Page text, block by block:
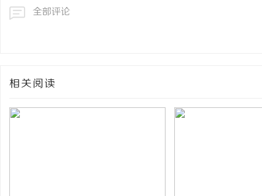
全部评论
相关阅读